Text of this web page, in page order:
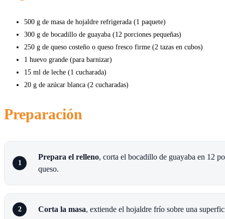
500 g de masa de hojaldre refrigerada (1 paquete)
300 g de bocadillo de guayaba (12 porciones pequeñas)
250 g de queso costeño o queso fresco firme (2 tazas en cubos)
1 huevo grande (para barnizar)
15 ml de leche (1 cucharada)
20 g de azúcar blanca (2 cucharadas)
Preparación
Prepara el relleno, corta el bocadillo de guayaba en 12
queso.
Corta la masa, extiende el hojaldre frío sobre una